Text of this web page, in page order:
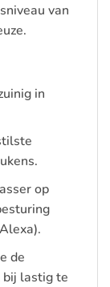
van
in
op
de
lastig te